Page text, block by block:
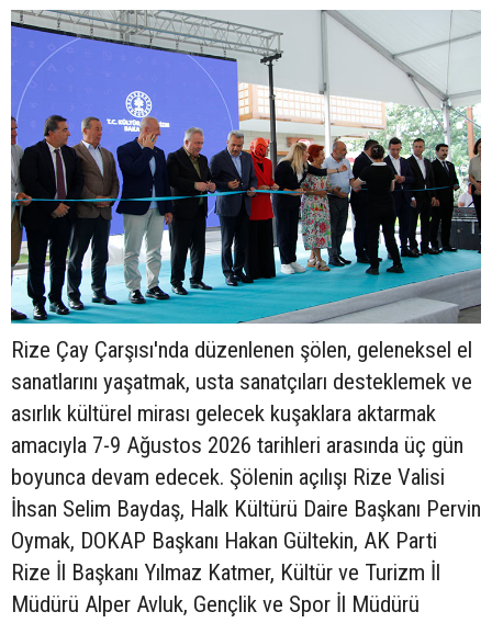
Rize Çay Çarşısı'nda düzenlenen şölen, geleneksel el
sanatlarını yaşatmak, usta sanatçıları desteklemek ve
asırlık kültürel mirası gelecek kuşaklara aktarmak
amacıyla 7-9 Ağustos 2026 tarihleri arasında üç gün
boyunca devam edecek. Şölenin açılışı Rize Valisi
İhsan Selim Baydaş, Halk Kültürü Daire Başkanı Pervin
Oymak, DOKAP Başkanı Hakan Gültekin, AK Parti
Rize İl Başkanı Yılmaz Katmer, Kültür ve Turizm İl
Müdürü Alper Avluk, Gençlik ve Spor İl Müdürü